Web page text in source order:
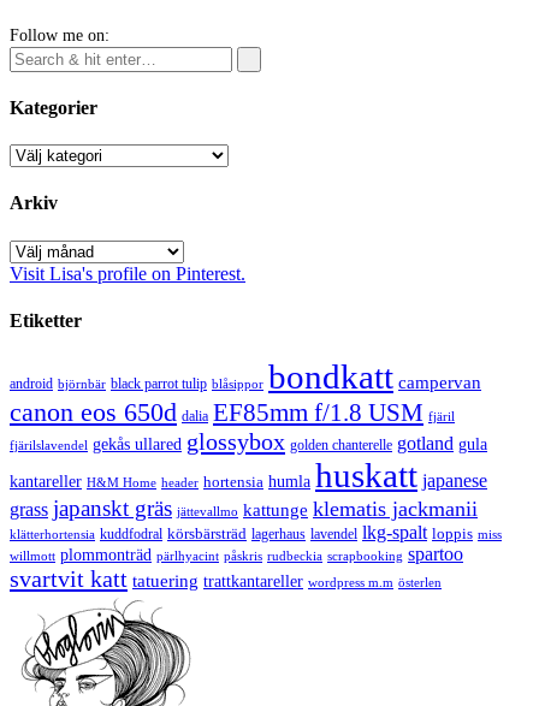
Follow me on:
Kategorier
Kategorier
Arkiv
Arkiv
Visit Lisa's profile on Pinterest.
Etiketter
android björnbär black parrot tulip blåsippor bondkatt campervan
canon eos 650d dalia EF85mm f/1.8 USM fjäril
fjärilslavendel gekås ullared glossybox golden chanterelle gotland gula
kantareller H&M Home header hortensia humla huskatt japanese
grass japanskt gräs jättevallmo kattunge klematis jackmanii
klätterhortensia kuddfodral körsbärsträd lagerhaus lavendel lkg-spalt loppis miss
willmott plommonträd pärlhyacint påskris rudbeckia scrapbooking spartoo
svartvit katt tatuering trattkantareller wordpress m.m österlen